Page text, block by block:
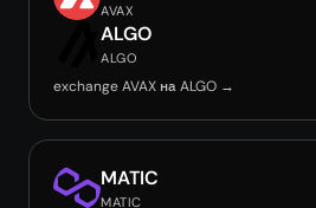
AVAX
ALGO
ALGO
exchange AVAX на ALGO →
MATIC
MATIC